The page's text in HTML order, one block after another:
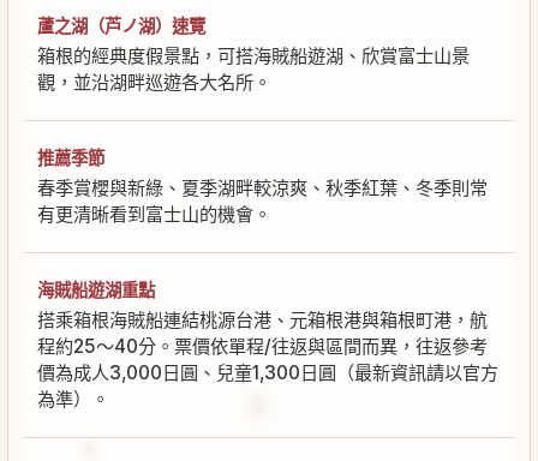
蘆之湖（芦ノ湖）速覽
箱根的經典度假景點，可搭海賊船遊湖、欣賞富士山景
觀，並沿湖畔巡遊各大名所。
推薦季節
春季賞櫻與新綠、夏季湖畔較涼爽、秋季紅葉、冬季則常
有更清晰看到富士山的機會。
海賊船遊湖重點
搭乘箱根海賊船連結桃源台港、元箱根港與箱根町港，航
程約25〜40分。票價依單程/往返與區間而異，往返參考
價為成人3,000日圓、兒童1,300日圓（最新資訊請以官方
為準）。